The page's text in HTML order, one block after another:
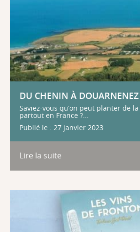
DU CHENIN À DOUARNENEZ
Saviez-vous qu’on peut planter de
partout en France ?...
Publié le : 27 janvier 2023
Lire la suite